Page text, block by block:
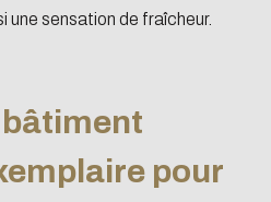
une sensation de fraîcheur.
bâtiment
pour